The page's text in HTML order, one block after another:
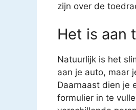
zijn over de
Het is aan
Natuurlijk is het
aan je auto, maar
Daarnaast dien je
formulier in te